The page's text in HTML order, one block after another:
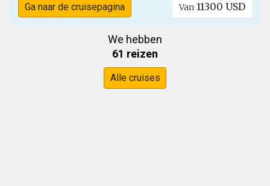
Ga naar de cruisepagina Van 11300 USD
We hebben
61 reizen
Alle cruises